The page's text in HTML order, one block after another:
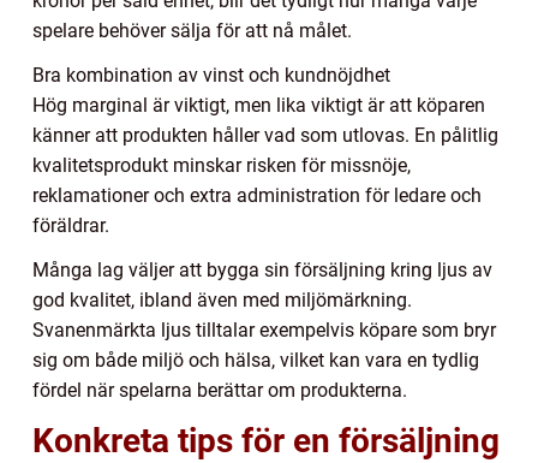
spelare behöver sälja för att nå målet.
Bra kombination av vinst och kundnöjdhet
Hög marginal är viktigt, men lika viktigt är att köparen
känner att produkten håller vad som utlovas. En pålitlig
kvalitetsprodukt minskar risken för missnöje,
reklamationer och extra administration för ledare och
föräldrar.
Många lag väljer att bygga sin försäljning kring ljus av
god kvalitet, ibland även med miljömärkning.
Svanenmärkta ljus tilltalar exempelvis köpare som bryr
sig om både miljö och hälsa, vilket kan vara en tydlig
fördel när spelarna berättar om produkterna.
Konkreta tips för en försäljning